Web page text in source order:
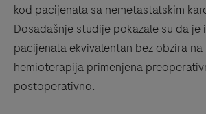
kod pacijenata sa nemetastatskim
Dosadašnje studije pokazale su da je
pacijenata ekvivalentan bez obzira
hemioterapija primenjena
postoperativno.